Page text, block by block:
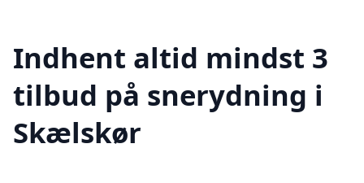
Indhent altid mindst 3
tilbud på snerydning i
Skælskør